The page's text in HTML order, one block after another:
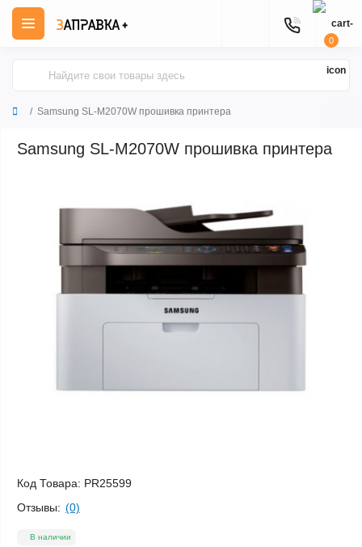
0
Samsung SL-M2070W прошивка принтера
Samsung SL-M2070W прошивка принтера
Код Товара: PR25599
Отзывы: (0)
В наличии